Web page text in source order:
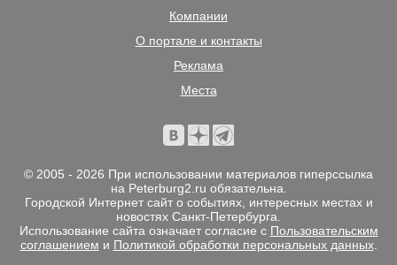
Компании
О портале и контакты
Реклама
Места
© 2005 - 2026 При использовании материалов гиперссылка
на Peterburg2.ru обязательна.
Городской Интернет сайт о событиях, интересных местах и
новостях Санкт-Петербурга.
Использование сайта означает согласие с Пользовательским
соглашением и Политикой обработки персональных данных.